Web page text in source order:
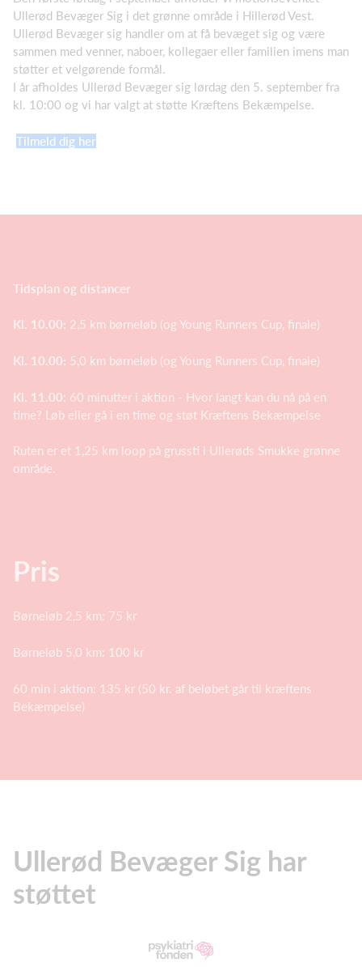
Ullerød Bevæger Sig i det grønne område i Hillerød Vest.
Ullerød Bevæger sig handler om at få bevæget sig og være
sammen med venner, naboer, kollegaer eller familien imens man
støtter et velgørende formål.
I år afholdes Ullerød Bevæger sig lørdag den 5. september fra
kl. 10:00 og vi har valgt at støtte Kræftens Bekæmpelse.
Tilmeld dig her
Tidsplan og distancer
Kl. 10.00: 2,5 km børneløb (og Young Runners Cup, finale)
Kl. 10.00: 5,0 km børneløb (og Young Runners Cup, finale)
Kl. 11.00: 60 minutter i aktion - Hvor langt kan du nå på en
time? Løb eller gå i en time og støt Kræftens Bekæmpelse
Ruten er et 1,25 km loop på grussti i Ullerøds Smukke grønne
område.
Pris
Børneløb 2,5 km: 75 kr
Børneløb 5,0 km: 100 kr
60 min i aktion: 135 kr (50 kr. af beløbet går til kræftens
Bekæmpelse)
Ullerød Bevæger Sig har
støttet